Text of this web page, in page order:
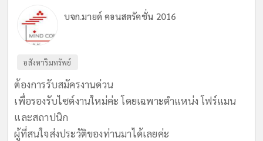
บจก.มายด์ คอนสตรัคชั่น 2016
อสังหาริมทรัพย์
ต้องการรับสมัครงานด่วน
เพื่อรองรับไซต์งานใหม่ค่ะ โดยเฉพาะตำแหน่ง โฟร์แมน
และสถาปนิก
ผู้ที่สนใจส่งประวัติของท่านมาได้เลยค่ะ